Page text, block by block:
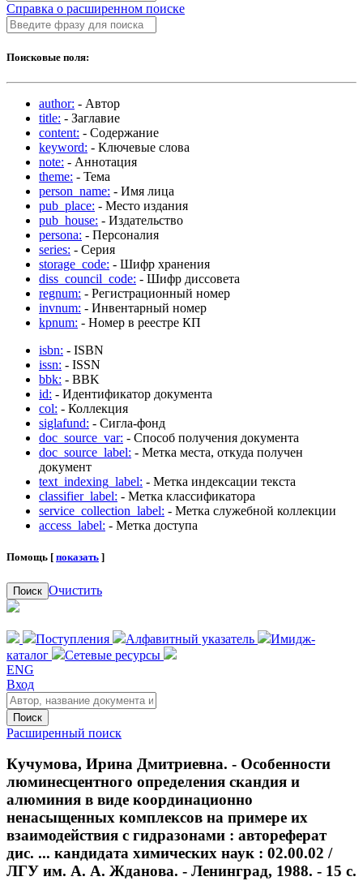
Справка о расширенном поиске
Поисковые поля:
author: - Автор
title: - Заглавие
content: - Содержание
keyword: - Ключевые слова
note: - Аннотация
theme: - Тема
person_name: - Имя лица
pub_place: - Место издания
pub_house: - Издательство
persona: - Персоналия
series: - Серия
storage_code: - Шифр хранения
diss_council_code: - Шифр диссовета
regnum: - Регистрационный номер
invnum: - Инвентарный номер
kpnum: - Номер в реестре КП
isbn: - ISBN
issn: - ISSN
bbk: - BBK
id: - Идентификатор документа
col: - Коллекция
siglafund: - Сигла-фонд
doc_source_var: - Способ получения документа
doc_source_label: - Метка места, откуда получен
документ
text_indexing_label: - Метка индексации текста
classifier_label: - Метка классификатора
service_collection_label: - Метка служебной коллекции
access_label: - Метка доступа
Помощь [ показать ]
Поиск Очистить
Поступления Алфавитный указатель
Имидж-
каталог
Сетевые ресурсы
ENG
Вход
Поиск
Расширенный поиск
Кучумова, Ирина Дмитриевна. - Особенности
люминесцентного определения скандия и
алюминия в виде координационно
ненасыщенных комплексов на примере их
взаимодействия с гидразонами : автореферат
дис. ... кандидата химических наук : 02.00.02 /
ЛГУ им. А. А. Жданова. - Ленинград, 1988. - 15 с.